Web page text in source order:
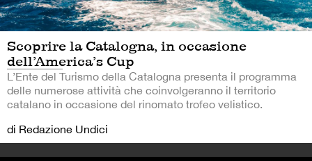
Scoprire la Catalogna, in occasione
dell’America’s Cup
L’Ente del Turismo della Catalogna presenta il programma
delle numerose attività che coinvolgeranno il territorio
catalano in occasione del rinomato trofeo velistico.
di Redazione Undici